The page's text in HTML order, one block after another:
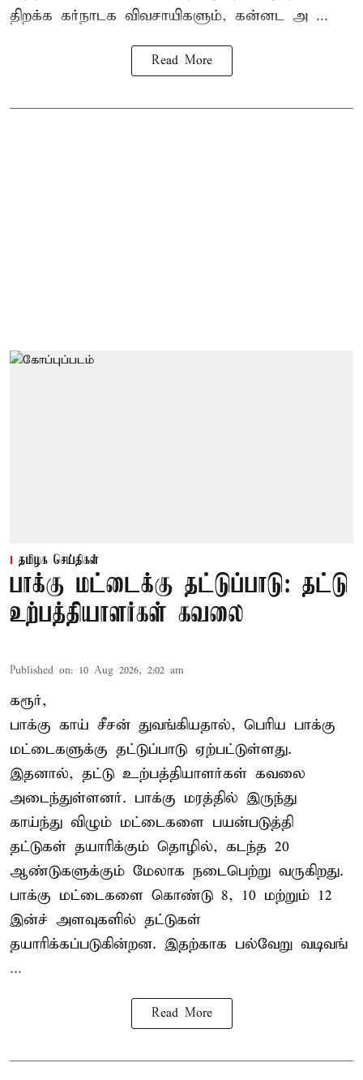
திறக்க கர்நாடக விவசாயிகளும், கன்னட அ ...
Read More
தமிழக செய்திகள்
பாக்கு மட்டைக்கு தட்டுப்பாடு: தட்டு
உற்பத்தியாளர்கள் கவலை
Published on: 10 Aug 2026, 2:02 am
கரூர்,
பாக்கு காய் சீசன் துவங்கியதால், பெரிய பாக்கு
மட்டைகளுக்கு தட்டுப்பாடு ஏற்பட்டுள்ளது.
இதனால், தட்டு உற்பத்தியாளர்கள் கவலை
அடைந்துள்ளனர். பாக்கு மரத்தில் இருந்து
காய்ந்து விழும் மட்டைகளை பயன்படுத்தி
தட்டுகள் தயாரிக்கும் தொழில், கடந்த 20
ஆண்டுகளுக்கும் மேலாக நடைபெற்று வருகிறது.
பாக்கு மட்டைகளை கொண்டு 8, 10 மற்றும் 12
இன்ச் அளவுகளில் தட்டுகள்
தயாரிக்கப்படுகின்றன. இதற்காக பல்வேறு வடிவங்
...
Read More